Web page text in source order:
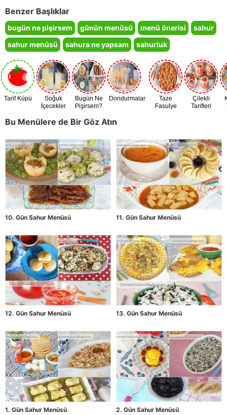
Benzer Başlıklar
bugün ne pişirsem günün menüsü menü önerisi
sahur
sahur menüsü
sahura ne yapsam sahurluk
Tarif Küpü
Soğuk
İçecekler
Bugün Ne
Pişirsem?
Dondurmalar
Taze
Fasulye
Çilekli
Tarifleri
Bu Menülere de Bir Göz Atın
10. Gün Sahur Menüsü 11. Gün Sahur Menüsü
12. Gün Sahur Menüsü 13. Gün Sahur Menüsü
1. Gün Sahur Menüsü 2. Gün Sahur Menüsü